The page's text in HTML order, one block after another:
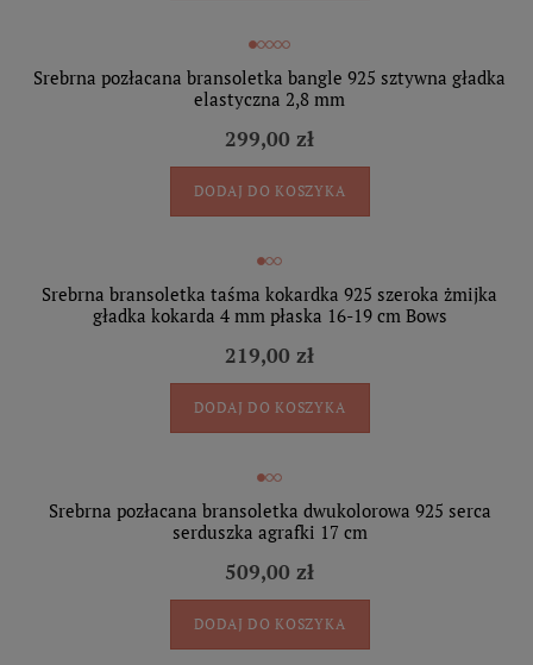
Srebrna pozłacana bransoletka bangle 925 sztywna gładka
elastyczna 2,8 mm
299,00 zł
DODAJ DO KOSZYKA
Srebrna bransoletka taśma kokardka 925 szeroka żmijka
gładka kokarda 4 mm płaska 16-19 cm Bows
219,00 zł
DODAJ DO KOSZYKA
Srebrna pozłacana bransoletka dwukolorowa 925 serca
serduszka agrafki 17 cm
509,00 zł
DODAJ DO KOSZYKA